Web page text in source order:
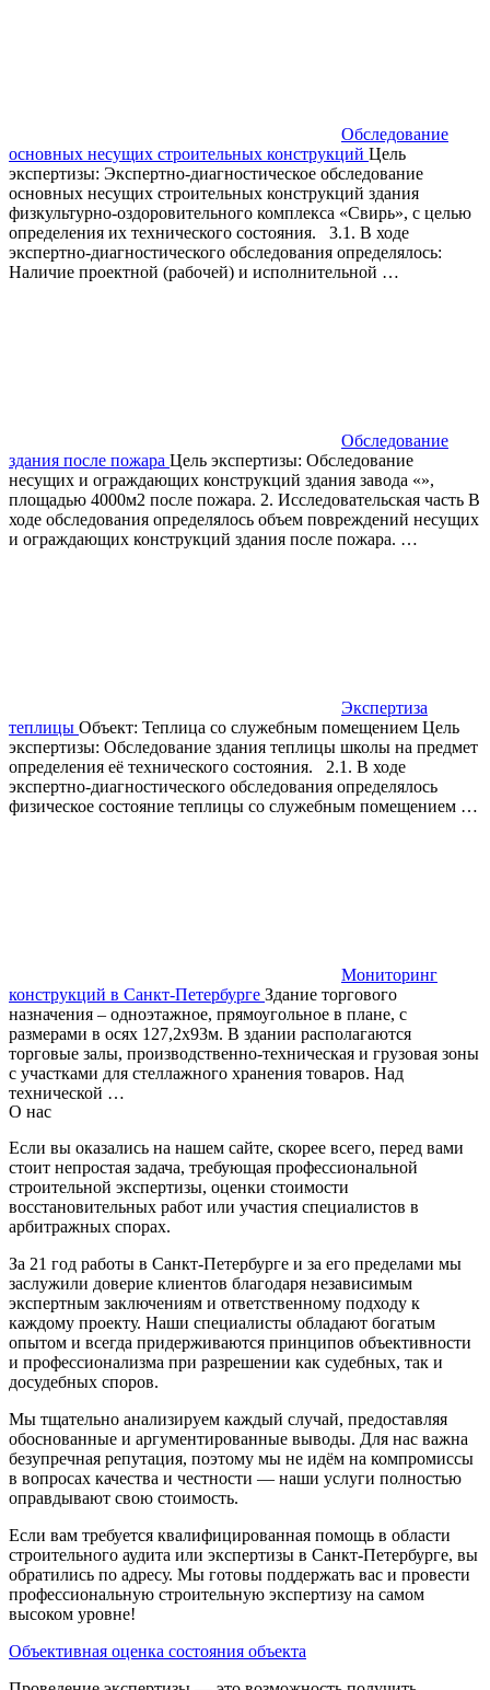
Обследование
основных несущих строительных конструкций Цель
экспертизы: Экспертно-диагностическое обследование
основных несущих строительных конструкций здания
физкультурно-оздоровительного комплекса «Свирь», с целью
определения их технического состояния. 3.1. В ходе
экспертно-диагностического обследования определялось:
Наличие проектной (рабочей) и исполнительной …
Обследование
здания после пожара Цель экспертизы: Обследование
несущих и ограждающих конструкций здания завода «»,
площадью 4000м2 после пожара. 2. Исследовательская часть В
ходе обследования определялось объем повреждений несущих
и ограждающих конструкций здания после пожара. …
Экспертиза
теплицы Объект: Теплица со служебным помещением Цель
экспертизы: Обследование здания теплицы школы на предмет
определения её технического состояния. 2.1. В ходе
экспертно-диагностического обследования определялось
физическое состояние теплицы со служебным помещением …
Мониторинг
конструкций в Санкт-Петербурге Здание торгового
назначения – одноэтажное, прямоугольное в плане, с
размерами в осях 127,2х93м. В здании располагаются
торговые залы, производственно-техническая и грузовая зоны
с участками для стеллажного хранения товаров. Над
технической …
О нас
Если вы оказались на нашем сайте, скорее всего, перед вами
стоит непростая задача, требующая профессиональной
строительной экспертизы, оценки стоимости
восстановительных работ или участия специалистов в
арбитражных спорах.
За 21 год работы в Санкт-Петербурге и за его пределами мы
заслужили доверие клиентов благодаря независимым
экспертным заключениям и ответственному подходу к
каждому проекту. Наши специалисты обладают богатым
опытом и всегда придерживаются принципов объективности
и профессионализма при разрешении как судебных, так и
досудебных споров.
Мы тщательно анализируем каждый случай, предоставляя
обоснованные и аргументированные выводы. Для нас важна
безупречная репутация, поэтому мы не идём на компромиссы
в вопросах качества и честности — наши услуги полностью
оправдывают свою стоимость.
Если вам требуется квалифицированная помощь в области
строительного аудита или экспертизы в Санкт-Петербурге, вы
обратились по адресу. Мы готовы поддержать вас и провести
профессиональную строительную экспертизу на самом
высоком уровне!
Объективная оценка состояния объекта